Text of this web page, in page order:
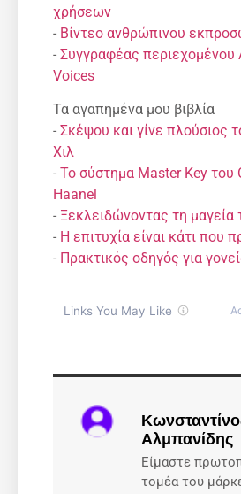
χρήσεων
- Βίντεο ανθρώπινου
- Συγγραφέας περιεχομένου
Voices
Τα αγαπημένα μου βιβλία
- Σκέψου και γίνε πλούσιος
Χιλ
- Το σύστημα Master Key του
Haanel
- Ξεκλειδώνοντας τη μαγεία
- Η επιτυχία είναι κάτι που
- Πρακτικός οδηγός για
Αλμπανίδης
Είμαστε
τομέα του